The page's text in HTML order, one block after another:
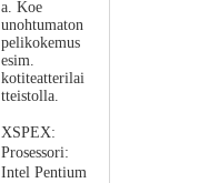
a. Koe
unohtumaton
pelikokemus
esim.
kotiteatterilai
tteistolla.
XSPEX:
Prosessori:
Intel Pentium